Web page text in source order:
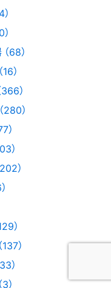
68）
）
）
）
）
）
）
）
）
）
）